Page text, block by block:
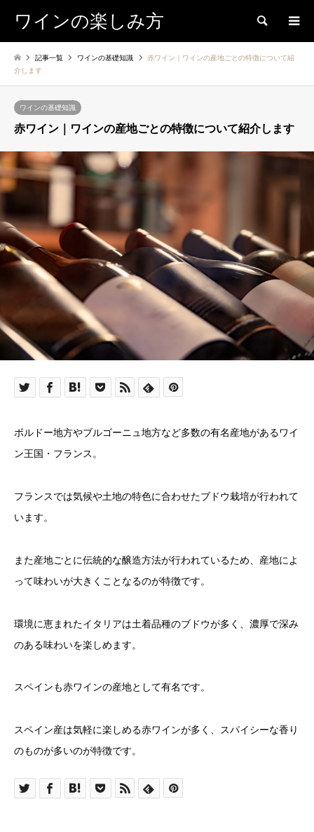
ワインの楽しみ方 検索
記事一覧 ワインの基礎知識
赤ワイン｜ワインの産地ごとの特徴について紹
介します
ワインの基礎知識
赤ワイン｜ワインの産地ごとの特徴について紹介します
ボルドー地方やブルゴーニュ地方など多数の有名産地があるワイ
ン王国・フランス。
フランスでは気候や土地の特色に合わせたブドウ栽培が行われて
います。
また産地ごとに伝統的な醸造方法が行われているため、産地によ
って味わいが大きくことなるのが特徴です。
環境に恵まれたイタリアは土着品種のブドウが多く、濃厚で深み
のある味わいを楽しめます。
スペインも赤ワインの産地として有名です。
スペイン産は気軽に楽しめる赤ワインが多く、スパイシーな香り
のものが多いのが特徴です。